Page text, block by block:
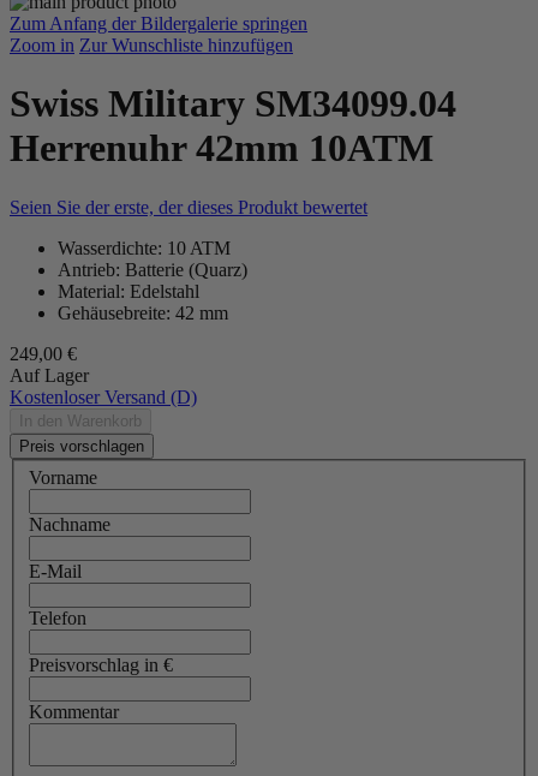
Zum Anfang der Bildergalerie springen
Zoom in Zur Wunschliste hinzufügen
Swiss Military SM34099.04
Herrenuhr 42mm 10ATM
Seien Sie der erste, der dieses Produkt bewertet
Wasserdichte: 10 ATM
Antrieb: Batterie (Quarz)
Material: Edelstahl
Gehäusebreite: 42 mm
249,00 €
Auf Lager
Kostenloser Versand (D)
In den Warenkorb
Preis vorschlagen
Vorname
Nachname
E-Mail
Telefon
Preisvorschlag in €
Kommentar